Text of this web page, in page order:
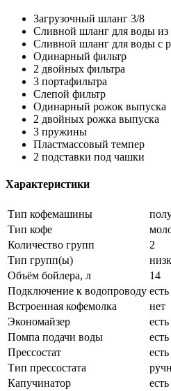
Загрузочный шланг 3/8
Сливной шланг для воды из
Сливной шланг для воды с
Одинарный фильтр
2 двойных фильтра
3 портафильтра
Слепой фильтр
Одинарный рожок выпуска
2 двойных рожка выпуска
3 пружины
Пластмассовый темпер
2 подставки под чашки
Характеристики
Тип кофемашины
Тип кофе
Количество групп
2
Тип групп(ы)
Объём бойлера, л
14
Подключение к водопроводу есть
Встроенная кофемолка
нет
Экономайзер
есть
Помпа подачи воды
есть
Прессостат
есть
Тип прессостата
Капучинатор
есть